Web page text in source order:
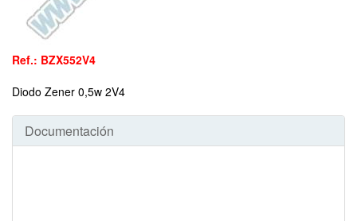
Ref.: BZX552V4
Diodo Zener 0,5w 2V4
Documentación